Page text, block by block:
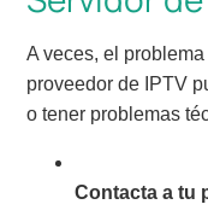
A veces, el
proveedor de IPTV
o tener problemas
Contacta a tu